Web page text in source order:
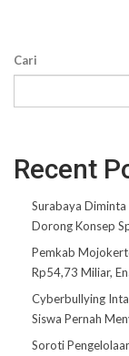
Cari
Recent
Surabaya
Dorong Konsep
Pemkab
Rp54,73 Miliar,
Cyberbullying
Siswa Pernah
Soroti